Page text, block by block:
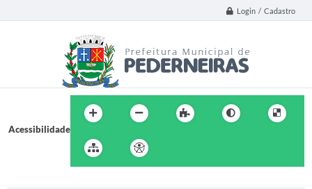
Login / Cadastro
Acessibilidade